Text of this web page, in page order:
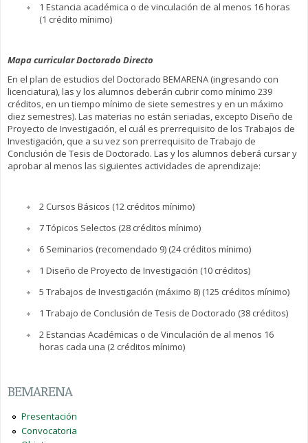
1 Estancia académica o de vinculación de al menos 16 horas
(1 crédito mínimo)
Mapa curricular Doctorado Directo
En el plan de estudios del Doctorado BEMARENA (ingresando con
licenciatura), las y los alumnos deberán cubrir como mínimo 239
créditos, en un tiempo mínimo de siete semestres y en un máximo
diez semestres). Las materias no están seriadas, excepto Diseño de
Proyecto de Investigación, el cuál es prerrequisito de los Trabajos de
Investigación, que a su vez son prerrequisito de Trabajo de
Conclusión de Tesis de Doctorado. Las y los alumnos deberá cursar y
aprobar al menos las siguientes actividades de aprendizaje:
2 Cursos Básicos (12 créditos mínimo)
7 Tópicos Selectos (28 créditos mínimo)
6 Seminarios (recomendado 9) (24 créditos mínimo)
1 Diseño de Proyecto de Investigación (10 créditos)
5 Trabajos de Investigación (máximo 8) (125 créditos mínimo)
1 Trabajo de Conclusión de Tesis de Doctorado (38 créditos)
2 Estancias Académicas o de Vinculación de al menos 16
horas cada una (2 créditos mínimo)
BEMARENA
Presentación
Convocatoria